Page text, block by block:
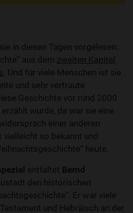
in diesen Tagen vorgelesen:
aus dem zweiten Kapitel
. Und für viele Menschen ist sie
und sehr vertraute
Geschichte vor rund 2000
wurde, da war sie eine
einer anderen
so bekannt und
heute.
entfaltet Bernd
den historischen
Er war viele
und Hebräisch an der